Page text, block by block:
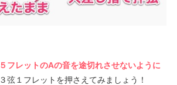
５フレットのAの音を途切れさせないように
３弦１フレットを押さえてみましょう！